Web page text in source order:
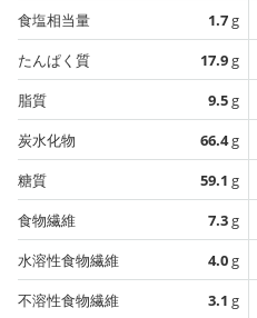
食塩相当量
1.7g
たんぱく質
17.9g
脂質
9.5g
炭水化物
66.4g
糖質
59.1 g
食物繊維
7.3g
水溶性食物繊維
4.0g
不溶性食物繊維
3.1 g